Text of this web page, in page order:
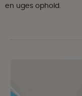
en uges ophold.